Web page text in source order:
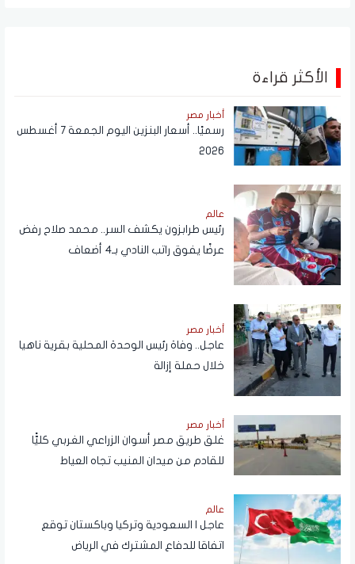
الأكثر قراءة
أخبار مصر
رسميًا.. أسعار البنزين اليوم الجمعة 7 أغسطس
2026
عالم
رئيس طرابزون يكشف السر.. محمد صلاح رفض
عرضًا يفوق راتب النادي بـ4 أضعاف
أخبار مصر
عاجل.. وفاة رئيس الوحدة المحلية بقرية ناهيا
خلال حملة إزالة
أخبار مصر
غلق طريق مصر أسوان الزراعي الغربي كليًّا
للقادم من ميدان المنيب تجاه العياط
عالم
عاجل | السعودية وتركيا وباكستان توقع
اتفاقا للدفاع المشترك في الرياض